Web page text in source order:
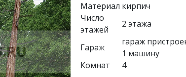
Материал кирпич
Число
этажей
2 этажа
Гараж
гараж
1 машину
Комнат
4